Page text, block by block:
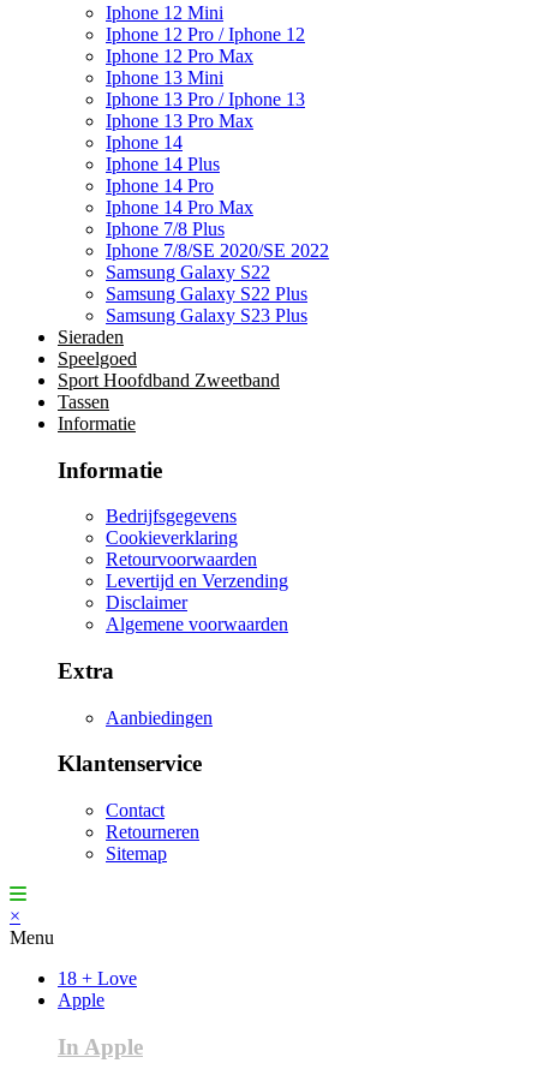
Iphone 12 Mini
Iphone 12 Pro / Iphone 12
Iphone 12 Pro Max
Iphone 13 Mini
Iphone 13 Pro / Iphone 13
Iphone 13 Pro Max
Iphone 14
Iphone 14 Plus
Iphone 14 Pro
Iphone 14 Pro Max
Iphone 7/8 Plus
Iphone 7/8/SE 2020/SE 2022
Samsung Galaxy S22
Samsung Galaxy S22 Plus
Samsung Galaxy S23 Plus
Sieraden
Speelgoed
Sport Hoofdband Zweetband
Tassen
Informatie
Informatie
Bedrijfsgegevens
Cookieverklaring
Retourvoorwaarden
Levertijd en Verzending
Disclaimer
Algemene voorwaarden
Extra
Aanbiedingen
Klantenservice
Contact
Retourneren
Sitemap
×
Menu
18 + Love
Apple
In Apple